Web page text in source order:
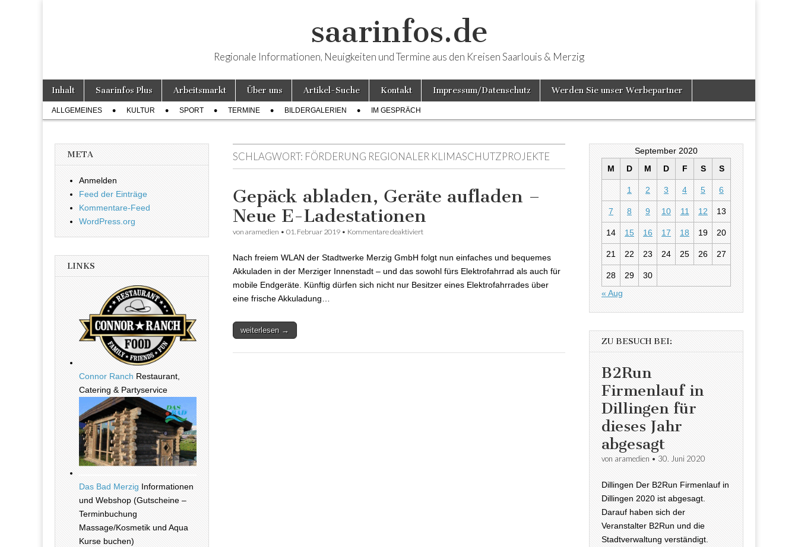
saarinfos.de
Regionale Informationen, Neuigkeiten und Termine aus den Kreisen Saarlouis & Merzig
Hauptmenü
Weiter zum Inhalt
Inhalt Saarinfos Plus Arbeitsmarkt Über uns Artikel-Suche Kontakt Impressum/Datenschutz Werden Sie unser Werbepartner
Untermenü
ALLGEMEINES KULTUR SPORT TERMINE BILDERGALERIEN IM GESPRÄCH
SCHLAGWORT: FÖRDERUNG REGIONALER KLIMASCHUTZPROJEKTE
Gepäck abladen, Geräte aufladen –
Neue E-Ladestationen
von aramedien • 01. Februar 2019 • Kommentare deaktiviert
Nach freiem WLAN der Stadtwerke Merzig GmbH folgt nun einfaches und bequemes
Akkuladen in der Merziger Innenstadt – und das sowohl fürs Elektrofahrrad als auch für
mobile Endgeräte. Künftig dürfen sich nicht nur Besitzer eines Elektrofahrrades über
eine frische Akkuladung…
weiterlesen →
META
Anmelden
Feed der Einträge
Kommentare-Feed
WordPress.org
LINKS
Connor Ranch Restaurant,
Catering & Partyservice
Das Bad Merzig Informationen
und Webshop (Gutscheine –
Terminbuchung
Massage/Kosmetik und Aqua
Kurse buchen)
September 2020
M
D M D F S S
1 2 3 4 5 6
7 8 9 10 11 12 13
14 15 16 17 18 19 20
21 22 23 24 25 26 27
28 29
30
« Aug
ZU BESUCH BEI:
B2Run
Firmenlauf in
Dillingen für
dieses Jahr
abgesagt
von aramedien • 30. Juni 2020
Dillingen Der B2Run Firmenlauf in
Dillingen 2020 ist abgesagt.
Darauf haben sich der
Veranstalter B2Run und die
Stadtverwaltung verständigt.